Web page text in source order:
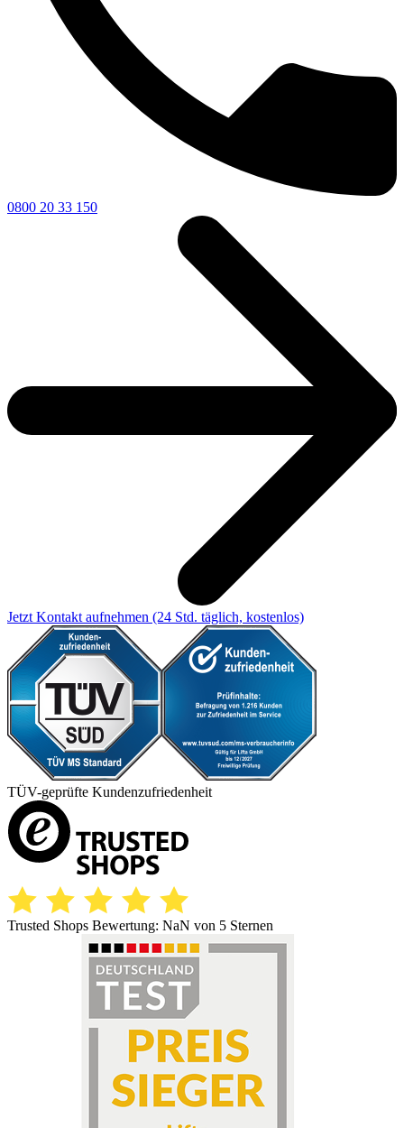
0800 20 33 150
Jetzt Kontakt aufnehmen (24 Std. täglich, kostenlos)
TÜV-geprüfte Kundenzufriedenheit
Trusted Shops Bewertung: NaN von 5 Sternen